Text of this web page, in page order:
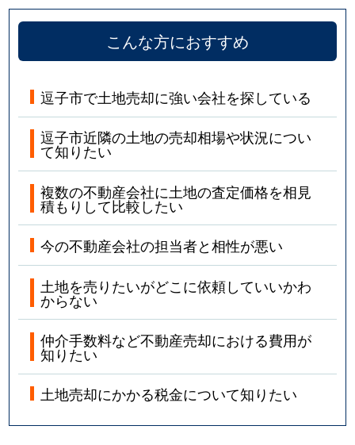
こんな方におすすめ
逗子市で土地売却に強い会社を探している
逗子市近隣の土地の売却相場や状況につい
て知りたい
複数の不動産会社に土地の査定価格を相見
積もりして比較したい
今の不動産会社の担当者と相性が悪い
土地を売りたいがどこに依頼していいかわ
からない
仲介手数料など不動産売却における費用が
知りたい
土地売却にかかる税金について知りたい